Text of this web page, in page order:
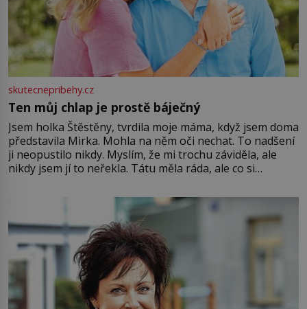
skutecnepribehy.cz
Ten můj chlap je prostě báječný
Jsem holka Štěstěny, tvrdila moje máma, když jsem doma
představila Mirka. Mohla na něm oči nechat. To nadšení
ji neopustilo nikdy. Myslím, že mi trochu záviděla, ale
nikdy jsem jí to neřekla. Tátu měla ráda, ale co si
Jsme spolu moc rádi Tehdy byla jiná doba, když